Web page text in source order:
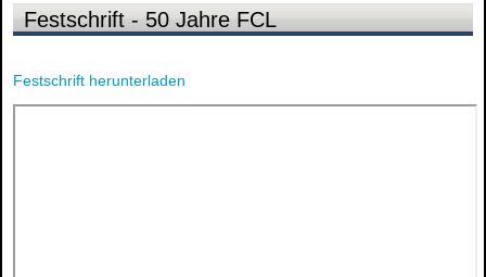
Festschrift - 50 Jahre FCL
Festschrift herunterladen